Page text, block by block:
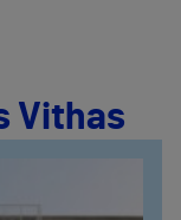
Vithas